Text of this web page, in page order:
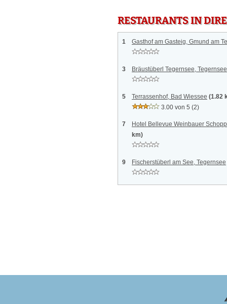
RESTAURANTS IN
1 Gasthof am Gasteig, Gmund am
3 Bräustüberl Tegernsee, Tegernsee
5 Terrassenhof, Bad Wiessee (1.82
3.00 von 5 (2)
7
Hotel Bellevue Weinbauer
km)
9 Fischerstüberl am See, Tegernsee